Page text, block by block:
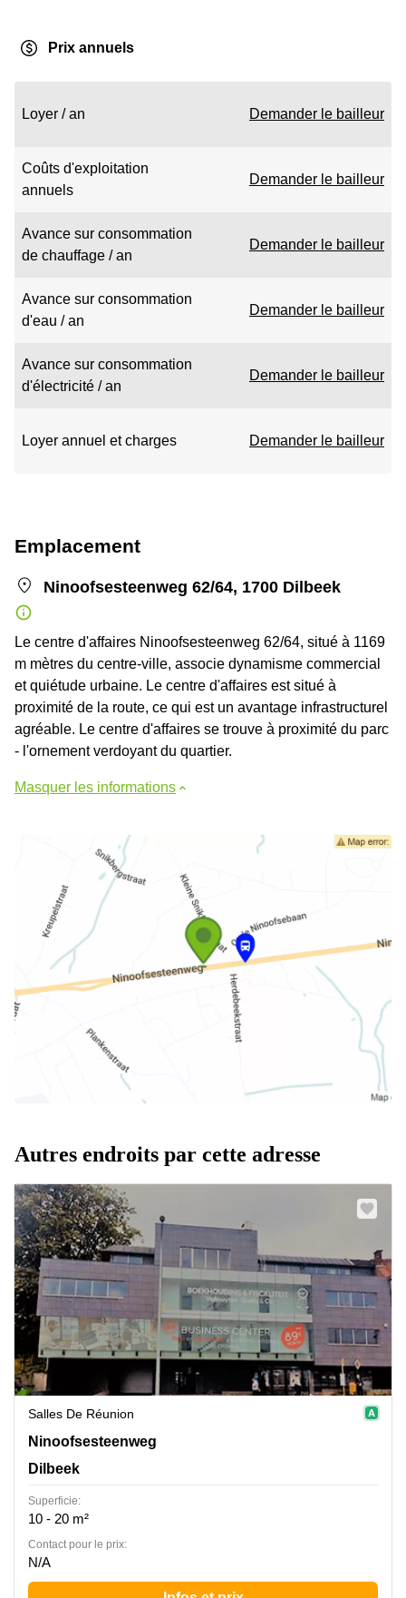
Prix annuels
Loyer / an Demander le bailleur
Coûts d'exploitation
annuels
Demander le bailleur
Avance sur consommation
de chauffage / an
Demander le bailleur
Avance sur consommation
d'eau / an
Demander le bailleur
Avance sur consommation
d'électricité / an
Demander le bailleur
Loyer annuel et charges Demander le bailleur
Emplacement
Ninoofsesteenweg 62/64, 1700 Dilbeek
Le centre d'affaires Ninoofsesteenweg 62/64, situé à 1169
m mètres du centre-ville, associe dynamisme commercial
et quiétude urbaine. Le centre d'affaires est situé à
proximité de la route, ce qui est un avantage infrastructurel
agréable. Le centre d'affaires se trouve à proximité du parc
- l'ornement verdoyant du quartier.
Masquer les informations
Autres endroits par cette adresse
Salles De Réunion
Ninoofsesteenweg 62/64, Dilbeek
Ninoofsesteenweg
Dilbeek
Superficie:
10 - 20 m²
Contact pour le prix:
N/A